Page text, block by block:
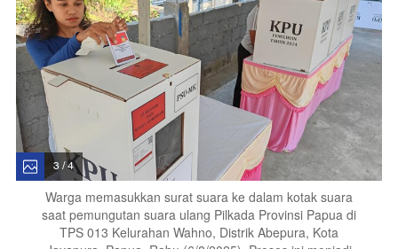
3 / 4
Warga memasukkan surat suara ke dalam kotak suara
saat pemungutan suara ulang Pilkada Provinsi Papua di
TPS 013 Kelurahan Wahno, Distrik Abepura, Kota